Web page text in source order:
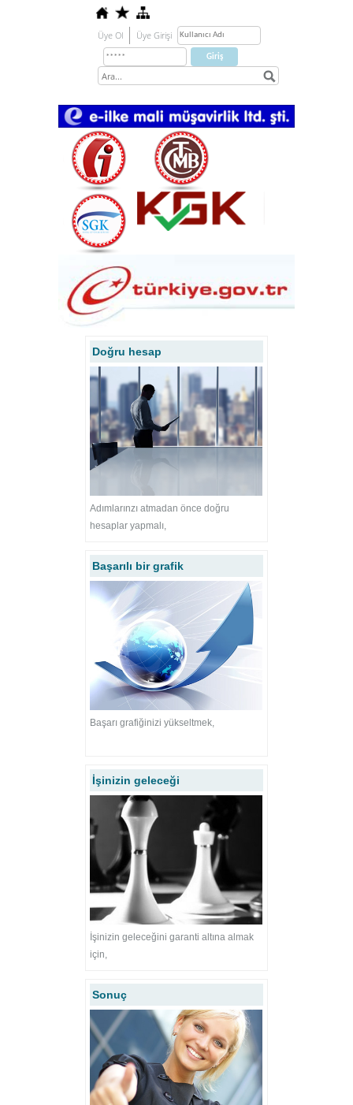
Üye Ol Üye Girişi
Doğru hesap
Adımlarınzı atmadan önce doğru
hesaplar yapmalı,
Başarılı bir grafik
Başarı grafiğinizi yükseltmek,
İşinizin geleceği
İşinizin geleceğini garanti altına almak
için,
Sonuç